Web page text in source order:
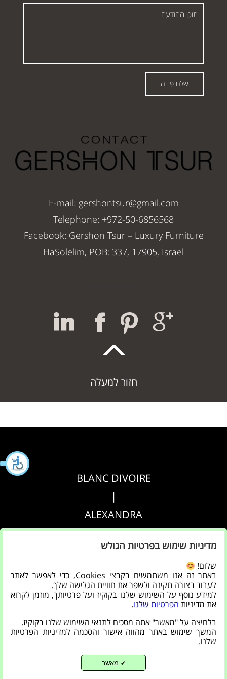
תוכן
שלח פניה
E-mail: gershontsur@gmail.com
Telephone: +972-50-6856568
Facebook: Gershon Tsur – Luxury Furniture
HaSolelim, POB: 337, 17905, Israel
חזור למעלה
BLANC DIVOIRE
|
ALEXANDRA
|
AGRIPPA
הצהרת נגישות
|
מדיניות פרטיות
מדיניות שימוש בפרטיות הגולש
שלום!
באתר זה אנו משתמשים בקבצי Cookies, כדי לאפשר לאתר
לעבוד בצורה תקינה ולשפר את חוויית הגלישה שלך.
למידע נוסף על השימוש שלנו בקוקיז ועל פרטיותך, מוזמן לקרוא
את מדיניות הפרטיות שלנו.
בלחיצה על "מאשר" אתה מסכים לתנאי השימוש שלנו בקוקיז.
המשך שימוש באתר מהווה אישור והסכמה למדיניות הפרטיות
שלנו.
✔ מאשר